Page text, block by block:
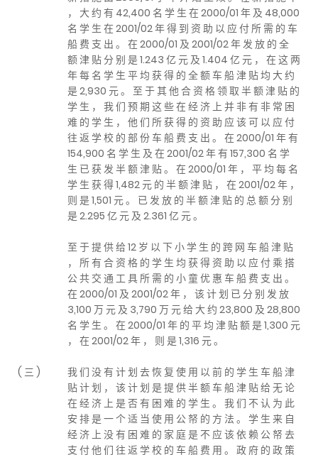
， 大 约 有 42,400 名 学 生 在 2000/01 年 及 48,000
名 学 生 在 2001/02 年 得 到 资 助 以 应 付 所 需 的 车
船 费 支 出 。 在 2000/01 及 2001/02 年 发 放 的 全
额 津 贴 分 别 是 1.243 亿 元 及 1.404 亿 元 ， 在 这 两
年 每 名 学 生 平 均 获 得 的 全 额 车 船 津 贴 均 大 约
是 2,930 元 。 至 于 其 他 合 资 格 领 取 半 额 津 贴 的
学 生 ， 我 们 预 期 这 些 在 经 济 上 并 非 有 非 常 困
难 的 学 生 ， 他 们 所 获 得 的 资 助 应 该 可 以 应 付
往 返 学 校 的 部 份 车 船 费 支 出 。 在 2000/01 年 有
154,900 名 学 生 及 在 2001/02 年 有 157,300 名 学
生 已 获 发 半 额 津 贴 。 在 2000/01 年 ， 平 均 每 名
学 生 获 得 1,482 元 的 半 额 津 贴 ， 在 2001/02 年 ，
则 是 1,501 元 。 已 发 放 的 半 额 津 贴 的 总 额 分 别
是 2.295 亿 元 及 2.361 亿 元 。
至 于 提 供 给 12 岁 以 下 小 学 生 的 跨 网 车 船 津 贴
， 所 有 合 资 格 的 学 生 均 获 得 资 助 以 应 付 乘 搭
公 共 交 通 工 具 所 需 的 小 童 优 惠 车 船 费 支 出 。
在 2000/01 及 2001/02 年 ， 该 计 划 已 分 别 发 放
3,100 万 元 及 3,790 万 元 给 大 约 23,800 及 28,800
名 学 生 。 在 2000/01 年 的 平 均 津 贴 额 是 1,300 元
， 在 2001/02 年 ， 则 是 1,316 元 。
( 三 )
我 们 没 有 计 划 去 恢 复 使 用 以 前 的 学 生 车 船 津
贴 计 划 ， 该 计 划 是 提 供 半 额 车 船 津 贴 给 无 论
在 经 济 上 是 否 有 困 难 的 学 生 。 我 们 不 认 为 此
安 排 是 一 个 适 当 使 用 公 帑 的 方 法 。 学 生 来 自
经 济 上 没 有 困 难 的 家 庭 是 不 应 该 依 赖 公 帑 去
支 付 他 们 往 返 学 校 的 车 船 费 用 。 政 府 的 政 策